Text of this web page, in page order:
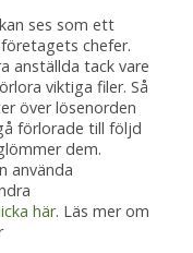
ses som ett
chefer.
anställda tack vare
viktiga filer. Så
över lösenorden
förlorade till följd
dem.
använda
här. Läs mer om